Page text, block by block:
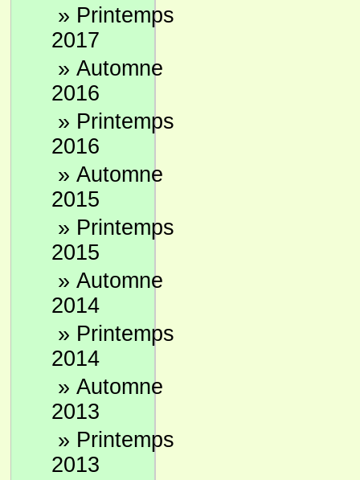
» Printemps
2017
» Automne
2016
» Printemps
2016
» Automne
2015
» Printemps
2015
» Automne
2014
» Printemps
2014
» Automne
2013
» Printemps
2013